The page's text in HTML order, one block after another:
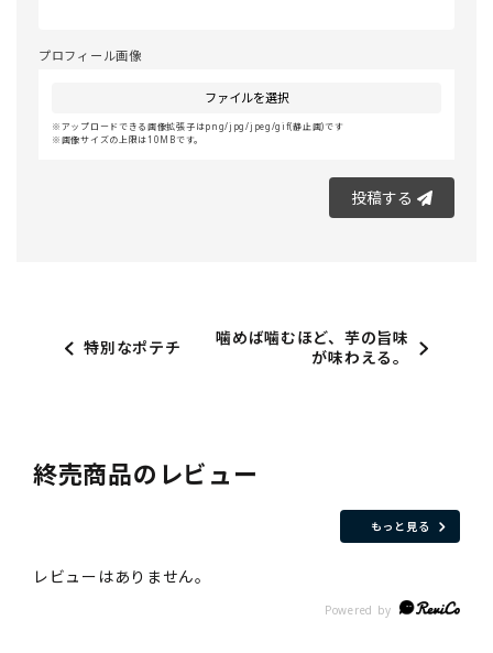
プロフィール画像
ファイルを選択
アップロードできる画像拡張子はpng/jpg/jpeg/gif(静止画)です
画像サイズの上限は10MBです。
投稿する
特別なポテチ
噛めば噛むほど、芋の旨味
が味わえる。
終売商品のレビュー
もっと見る